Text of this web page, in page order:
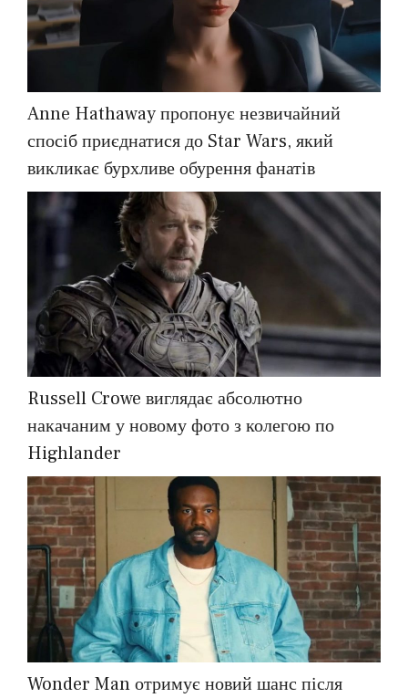
Anne Hathaway пропонує незвичайний
спосіб приєднатися до Star Wars, який
викликає бурхливе обурення фанатів
Russell Crowe виглядає абсолютно
накачаним у новому фото з колегою по
Highlander
Wonder Man отримує новий шанс після